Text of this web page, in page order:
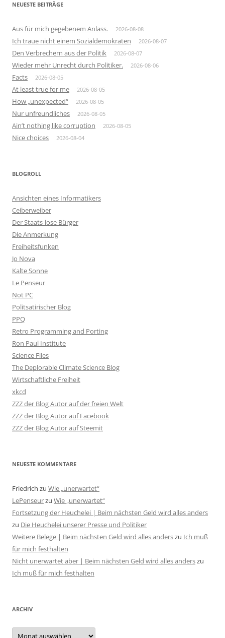
NEUESTE BEITRÄGE
Aus für mich gegebenem Anlass. 2026-08-08
Ich traue nicht einem Sozialdemokraten 2026-08-07
Den Verbrechern aus der Politik 2026-08-07
Wieder mehr Unrecht durch Politiker. 2026-08-06
Facts 2026-08-05
At least true for me 2026-08-05
How „unexpected“ 2026-08-05
Nur unfreundliches 2026-08-05
Ain’t nothing like corruption 2026-08-05
Nice choices 2026-08-04
BLOGROLL
Ansichten eines Informatikers
Ceiberweiber
Der Staats-lose Bürger
Die Anmerkung
Freiheitsfunken
Jo Nova
Kalte Sonne
Le Penseur
Not PC
Politsatirischer Blog
PPQ
Retro Programming and Porting
Ron Paul Institute
Science Files
The Deplorable Climate Science Blog
Wirtschaftliche Freiheit
xkcd
ZZZ der Blog Autor auf der freien Welt
ZZZ der Blog Autor auf Facebook
ZZZ der Blog Autor auf Steemit
NEUESTE KOMMENTARE
Friedrich zu Wie „unerwartet“
LePenseurzu Wie „unerwartet“
Fortsetzung der Heuchelei | Beim nächsten Geld wird alles anders
zu Die Heuchelei unserer Presse und Politiker
Weitere Belege | Beim nächsten Geld wird alles anderszu Ich muß
für mich festhalten
Nicht unerwartet aber | Beim nächsten Geld wird alles anderszu
Ich muß für mich festhalten
ARCHIV
Archiv